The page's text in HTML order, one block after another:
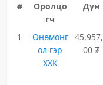
#
Оролцо
гч
Дүн
1
Өнөмонг
ол гэр
ХХК
00 ₮